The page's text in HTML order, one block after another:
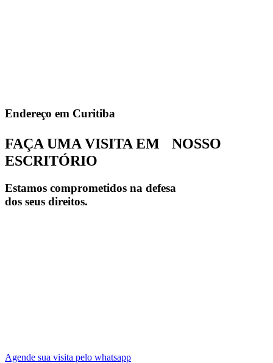
Endereço em Curitiba
FAÇA UMA VISITA EM NOSSO
ESCRITÓRIO
Estamos comprometidos na defesa
dos seus direitos.
Agende sua visita pelo whatsapp